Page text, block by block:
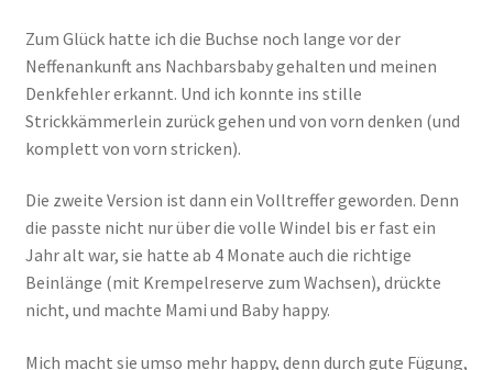
Zum Glück hatte ich die Buchse noch lange vor der
Neffenankunft ans Nachbarsbaby gehalten und meinen
Denkfehler erkannt. Und ich konnte ins stille
Strickkämmerlein zurück gehen und von vorn denken (und
komplett von vorn stricken).
Die zweite Version ist dann ein Volltreffer geworden. Denn
die passte nicht nur über die volle Windel bis er fast ein
Jahr alt war, sie hatte ab 4 Monate auch die richtige
Beinlänge (mit Krempelreserve zum Wachsen), drückte
nicht, und machte Mami und Baby happy.
Mich macht sie umso mehr happy, denn durch gute Fügung,